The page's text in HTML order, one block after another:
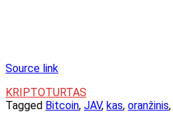
Source link
KRIPTOTURTAS
Tagged Bitcoin, JAV, kas, oranžinis,